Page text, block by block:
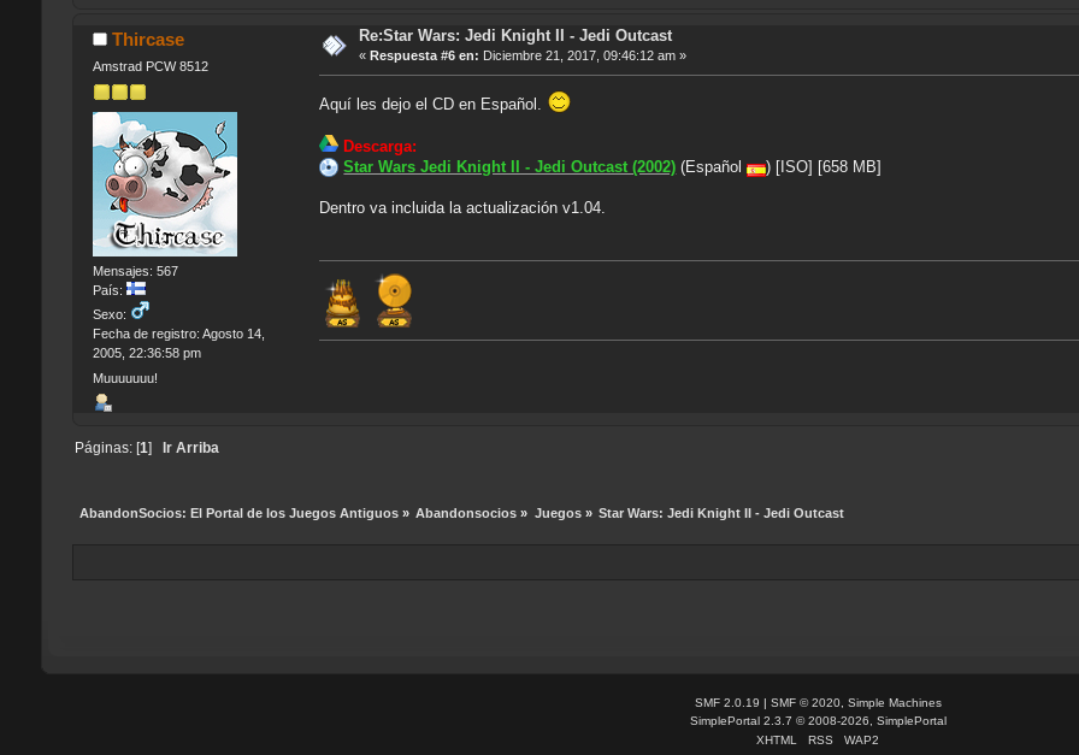
Thircase
Amstrad PCW 8512
Mensajes: 567
País:
Sexo:
Fecha de registro: Agosto 14,
2005, 22:36:58 pm
Muuuuuuu!
Re:Star Wars: Jedi Knight II - Jedi Outcast
« Respuesta #6 en: Diciembre 21, 2017, 09:46:12 am »
Aquí les dejo el CD en Español.
Descarga:
Star Wars Jedi Knight II - Jedi Outcast (2002) (Español ) [ISO] [658 MB]
Dentro va incluida la actualización v1.04.
Páginas: [1]
Ir Arriba
AbandonSocios: El Portal de los Juegos Antiguos» Abandonsocios » Juegos» Star Wars: Jedi Knight II - Jedi Outcast
SMF 2.0.19 | SMF © 2020, Simple Machines
SimplePortal 2.3.7 © 2008-2026, SimplePortal
XHTML
RSS WAP2